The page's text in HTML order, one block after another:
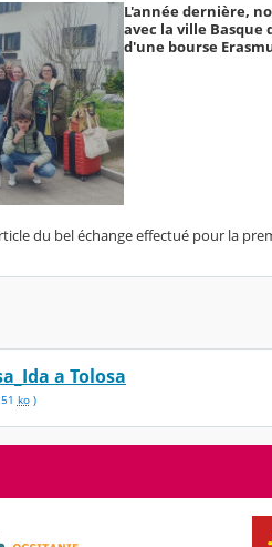
L'année dernière,
avec la ville Basque
d'une bourse
du bel échange effectué pour la
a Tolosa
ko)